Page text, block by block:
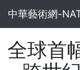
中華藝術網-
全球首